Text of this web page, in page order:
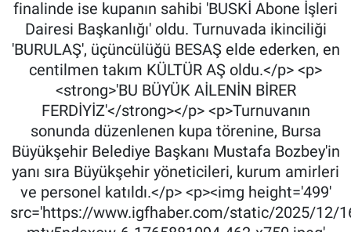
finalinde ise kupanın sahibi 'BUSKİ Abone İşleri
Dairesi Başkanlığı' oldu. Turnuvada ikinciliği
'BURULAŞ', üçüncülüğü BESAŞ elde ederken, en
centilmen takım KÜLTÜR AŞ oldu.</p> <p>
<strong>'BU BÜYÜK AİLENİN BİRER
FERDİYİZ'</strong></p> <p>Turnuvanın
sonunda düzenlenen kupa törenine, Bursa
Büyükşehir Belediye Başkanı Mustafa Bozbey'in
yanı sıra Büyükşehir yöneticileri, kurum amirleri
ve personel katıldı.</p> <p><img height='499'
src='https://www.igfhaber.com/static/2025/12/